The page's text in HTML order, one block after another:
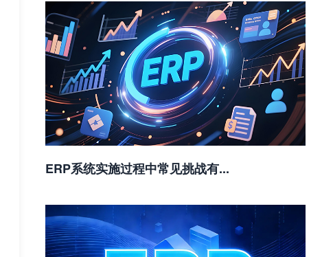
ERP系统实施过程中常见挑战有...